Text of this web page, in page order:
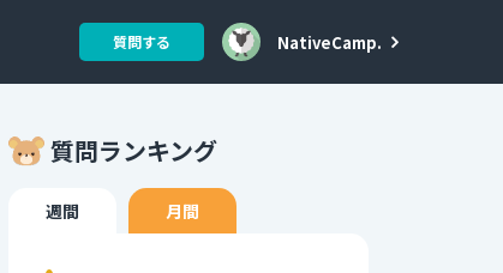
質問する NativeCamp.
質問ランキング
週間 月間